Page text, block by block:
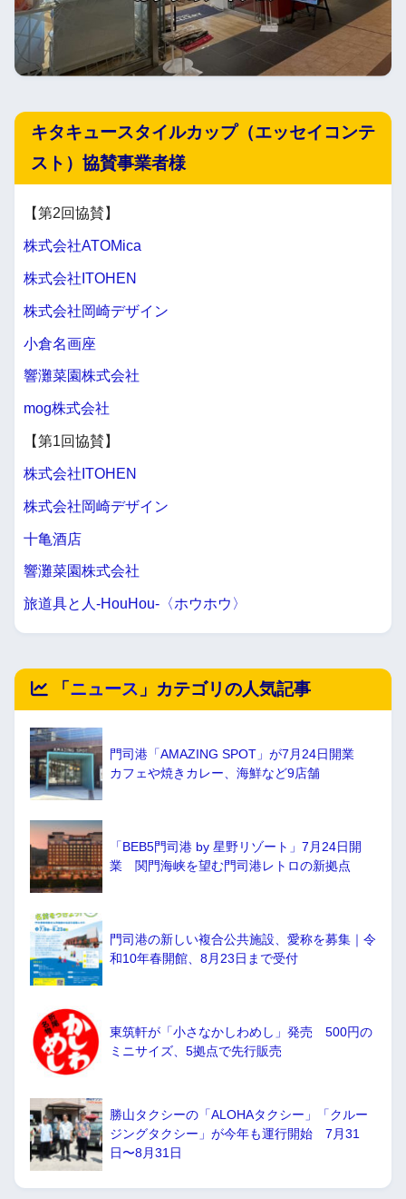
キタキュースタイルカップ（エッセイコンテ
スト）協賛事業者様
【第2回協賛】
株式会社ATOMica
株式会社ITOHEN
株式会社岡崎デザイン
小倉名画座
響灘菜園株式会社
mog株式会社
【第1回協賛】
株式会社ITOHEN
株式会社岡崎デザイン
十亀酒店
響灘菜園株式会社
旅道具と人-HouHou-〈ホウホウ〉
「 ニュース 」カテゴリの人気記事
門司港「AMAZING SPOT」が7月24日開業
カフェや焼きカレー、海鮮など9店舗
「BEB5門司港 by 星野リゾート」7月24日開
業 関門海峡を望む門司港レトロの新拠点
門司港の新しい複合公共施設、愛称を募集｜令
和10年春開館、8月23日まで受付
東筑軒が「小さなかしわめし」発売 500円の
ミニサイズ、5拠点で先行販売
勝山タクシーの「ALOHAタクシー」「クルー
ジングタクシー」が今年も運行開始 7月31
日〜8月31日